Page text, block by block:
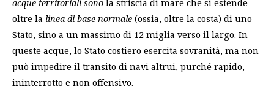
acque territoriali sono la striscia di mare che si estende
oltre la linea di base normale (ossia, oltre la costa) di uno
Stato, sino a un massimo di 12 miglia verso il largo. In
queste acque, lo Stato costiero esercita sovranità, ma non
può impedire il transito di navi altrui, purché rapido,
ininterrotto e non offensivo.